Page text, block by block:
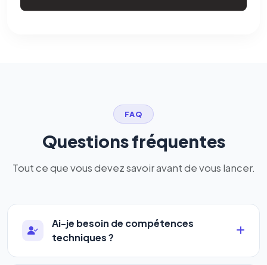
FAQ
Questions fréquentes
Tout ce que vous devez savoir avant de vous lancer.
Ai-je besoin de compétences
techniques ?